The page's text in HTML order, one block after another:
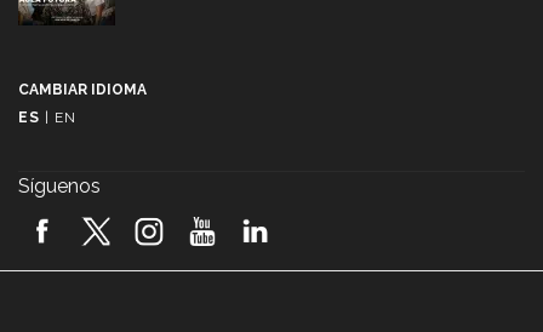
2026! (video)
CAMBIAR IDIOMA
ES
EN
Síguenos